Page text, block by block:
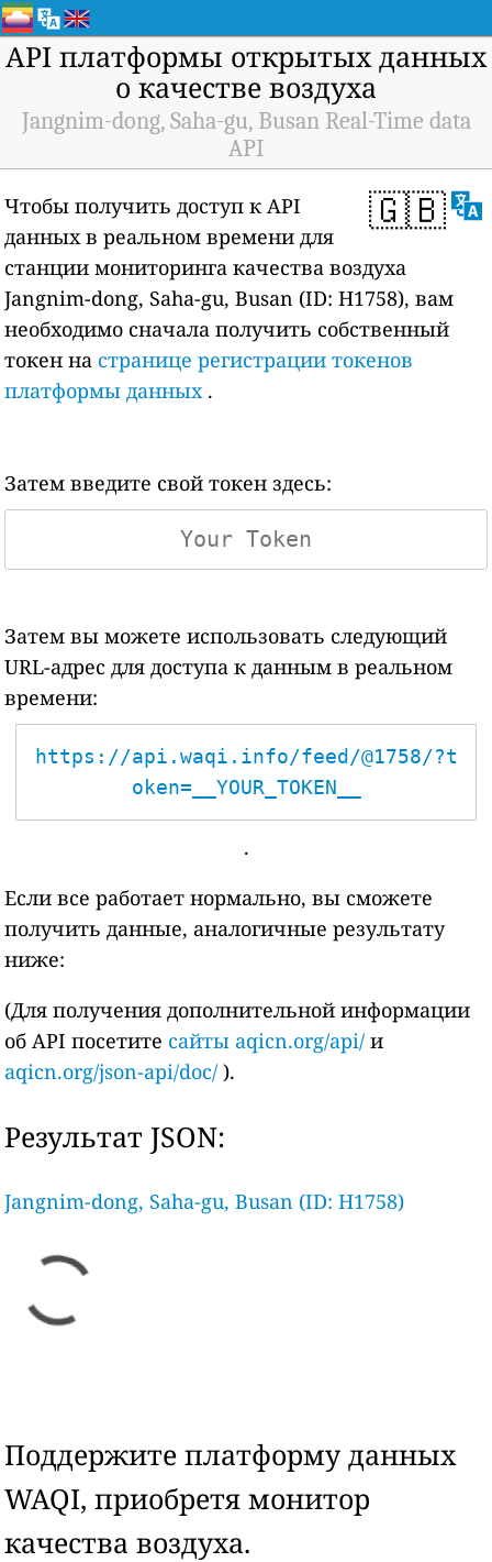
API платформы открытых данных
о качестве воздуха
Jangnim-dong, Saha-gu, Busan Real-Time data
API
🇬🇧
Чтобы получить доступ к API
данных в реальном времени для
станции мониторинга качества воздуха
Jangnim-dong, Saha-gu, Busan (ID: H1758), вам
необходимо сначала получить собственный
токен на странице регистрации токенов
платформы данных.
Затем введите свой токен здесь:
Затем вы можете использовать следующий
URL-адрес для доступа к данным в реальном
времени:
https://api.waqi.info/feed/@1758/?t
oken=__YOUR_TOKEN__
.
Если все работает нормально, вы сможете
получить данные, аналогичные результату
ниже:
(Для получения дополнительной информации
об API посетите сайты aqicn.org/api/ и
aqicn.org/json-api/doc/ ).
Результат JSON:
Jangnim-dong, Saha-gu, Busan (ID: H1758)
Поддержите платформу данных
WAQI, приобретя монитор
качества воздуха.